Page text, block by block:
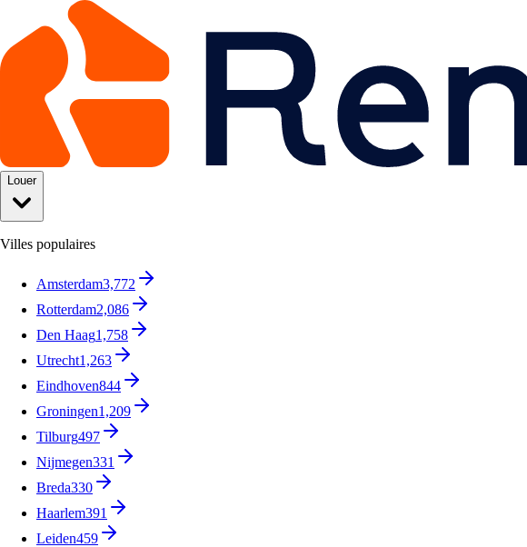
Louer
Villes populaires
Amsterdam3,772
Rotterdam2,086
Den Haag1,758
Utrecht1,263
Eindhoven844
Groningen1,209
Tilburg497
Nijmegen331
Breda330
Haarlem391
Leiden459